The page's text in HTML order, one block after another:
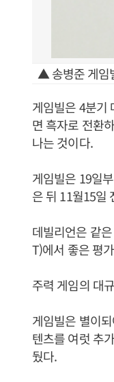
▲ 송병준 게임
게임빌은 4분기
면 흑자로 전환
나는 것이다.
게임빌은 19일
은 뒤 11월15일
데빌리언은 같
T)에서 좋은 평
주력 게임의 대
게임빌은 별이
텐츠를 여럿 추
뒀다.